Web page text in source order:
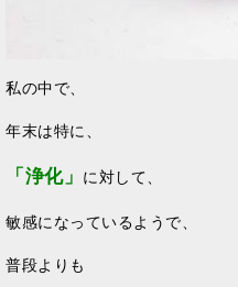
私の中で、
年末は特に、
「浄化」 に対して、
敏感になっているようで、
普段よりも